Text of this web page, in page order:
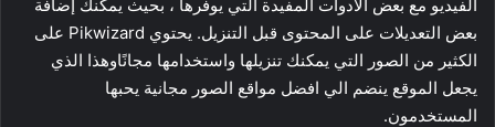
الفيديو مع بعض الأدوات المفيدة التي يوفرها ، بحيث يمكنك إضافة
بعض التعديلات على المحتوى قبل التنزيل. يحتوي Pikwizard على
الكثير من الصور التي يمكنك تنزيلها واستخدامها مجانًاوهذا الذي
يجعل الموقع ينضم الي افضل مواقع الصور مجانية يحبها
المستخدمون.